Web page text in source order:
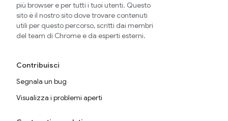
più browser e per tutti i tuoi utenti. Questo
sito è il nostro sito dove trovare contenuti
utili per questo percorso, scritti dai membri
del team di Chrome e da esperti esterni.
Contribuisci
Segnala un bug
Visualizza i problemi aperti